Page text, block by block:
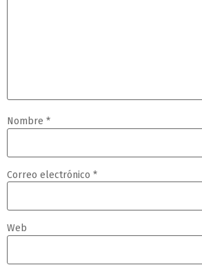
Nombre *
Correo electrónico *
Web